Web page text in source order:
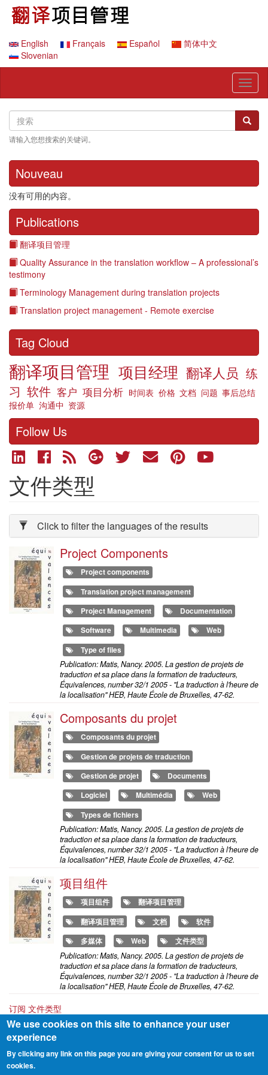
内
English Français Español
简体中文
Slovenian
Search
搜
索
搜索
请输入您想搜索的关键词。
Nouveau
没有可用的内容。
Publications
翻译项目管理
Quality Assurance in the translation workflow – A professional’s
testimony
Terminology Management during translation projects
Translation project management - Remote exercise
Tag Cloud
翻译项目管理 项目经理 翻译人员 练
习 软件 客户 项目分析 时间表 价格 文档 问题 事后总结
报价单 沟通中 资源
Follow Us
文件类型
Click to filter the languages of the results
Project Components
Project components
Translation project management
Project Management
Documentation
Software
Multimedia
Web
Type of files
Publication: Matis, Nancy. 2005. La gestion de projets de
traduction et sa place dans la formation de traducteurs,
Équivalences, number 32/1 2005 - "La traduction à l'heure de
la localisation" HEB, Haute École de Bruxelles, 47-62.
Composants du projet
Composants du projet
Gestion de projets de traduction
Gestion de projet
Documents
Logiciel
Multimédia
Web
Types de fichiers
Publication: Matis, Nancy. 2005. La gestion de projets de
traduction et sa place dans la formation de traducteurs,
Équivalences, number 32/1 2005 - "La traduction à l'heure de
la localisation" HEB, Haute École de Bruxelles, 47-62.
项目组件
项目组件
翻译项目管理
翻译项目管理
文档
软件
多媒体
Web 文件类型
Publication: Matis, Nancy. 2005. La gestion de projets de
traduction et sa place dans la formation de traducteurs,
Équivalences, number 32/1 2005 - "La traduction à l'heure de
la localisation" HEB, Haute École de Bruxelles, 47-62.
订阅 文件类型
We use cookies on this site to enhance your user
experience
By clicking any link on this page you are giving your consent for us to set
cookies.